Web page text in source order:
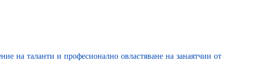
на таланти и професионално овластяване на занаятчии от